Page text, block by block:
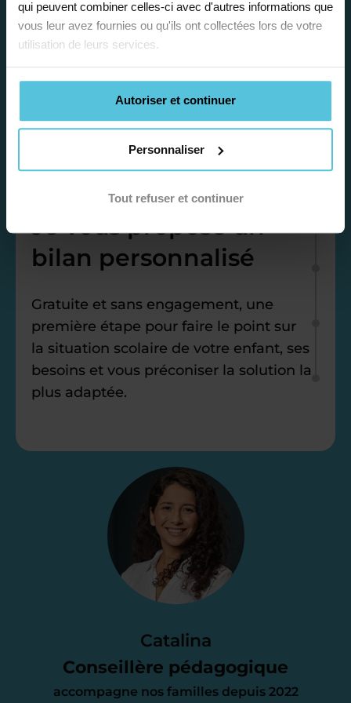
qui peuvent combiner celles-ci avec d'autres informations que
vous leur avez fournies ou qu'ils ont collectées lors de votre
utilisation de leurs services.
Autoriser et continuer
Personnaliser
Tout refuser et continuer
Catalina
Conseillère pédagogique
accompagne nos familles depuis 2022
Étape 1
Je vous propose un
bilan personnalisé
Gratuite et sans engagement, une
première étape pour faire le point sur
la situation scolaire de votre enfant, ses
besoins et vous préconiser la solution la
plus adaptée.
Étape 2
Je vous envoie une
proposition
d’accompagnement
parfait. À partir de maintenant nous
nous occupons de tout.